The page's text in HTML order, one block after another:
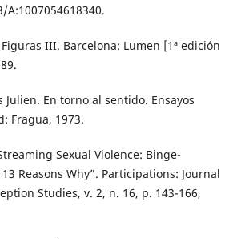
A:1007054618340.
Figuras III. Barcelona: Lumen [1ª edición
Julien. En torno al sentido. Ensayos
Fragua, 1973.
Sexual Violence: Binge-
Reasons Why”. Participations: Journal
Studies, v. 2, n. 16, p. 143-166,